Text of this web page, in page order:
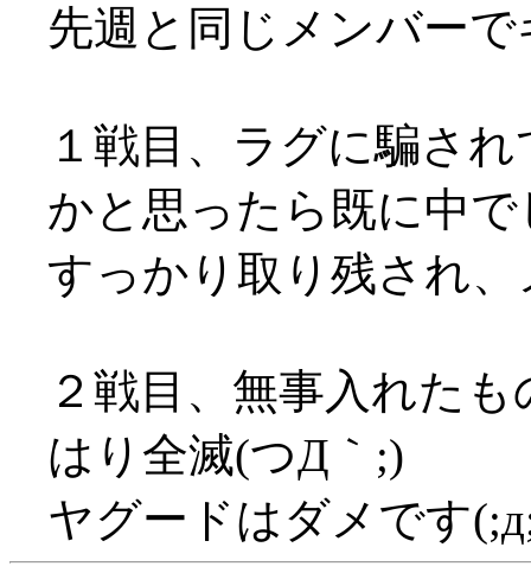
先週と同じメンバー
１戦目、ラグに騙さ
かと思ったら既に中で
すっかり取り残され
２戦目、無事入れた
はり全滅(つД｀;)
ヤグードはダメです